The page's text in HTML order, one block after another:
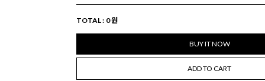
TOTAL : 0원
BUY IT NOW
ADD TO CART